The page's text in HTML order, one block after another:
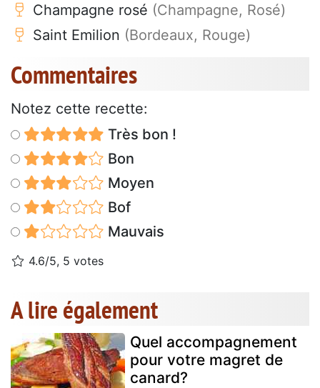
Champagne rosé (Champagne, Rosé)
Saint Emilion (Bordeaux, Rouge)
Commentaires
Notez cette recette:
Très bon !
Bon
Moyen
Bof
Mauvais
4.6/5, 5 votes
A lire également
Quel accompagnement
pour votre magret de
canard?